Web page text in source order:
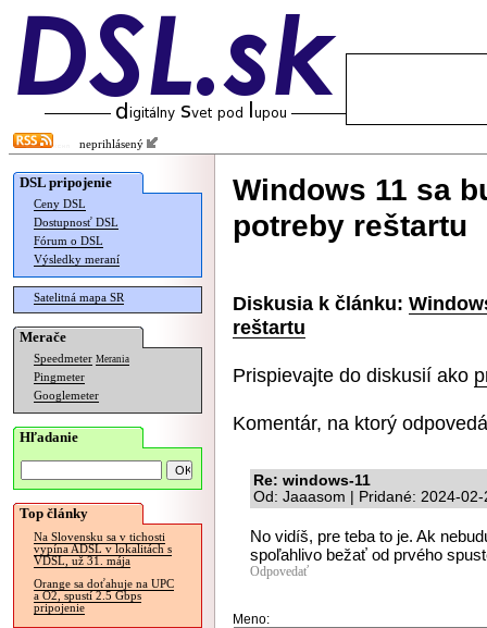
neprihlásený
DSL pripojenie
Ceny DSL
Dostupnosť DSL
Fórum o DSL
Výsledky meraní
Satelitná mapa SR
Merače
Speedmeter Merania
Pingmeter
Googlemeter
Hľadanie
Top články
Na Slovensku sa v tichosti
vypína ADSL v lokalitách s
VDSL, už 31. mája
Orange sa doťahuje na UPC
a O2, spustí 2.5 Gbps
pripojenie
Windows 11 sa
potreby reštartu
Diskusia k článku:
reštartu
Prispievajte do diskusií ako
Komentár, na ktorý
Re: windows-11
Od: Jaaasom | Pridané: 2024-
No vidíš, pre teba to je. Ak
spoľahlivo bežať od prvého
Odpovedať
Meno: